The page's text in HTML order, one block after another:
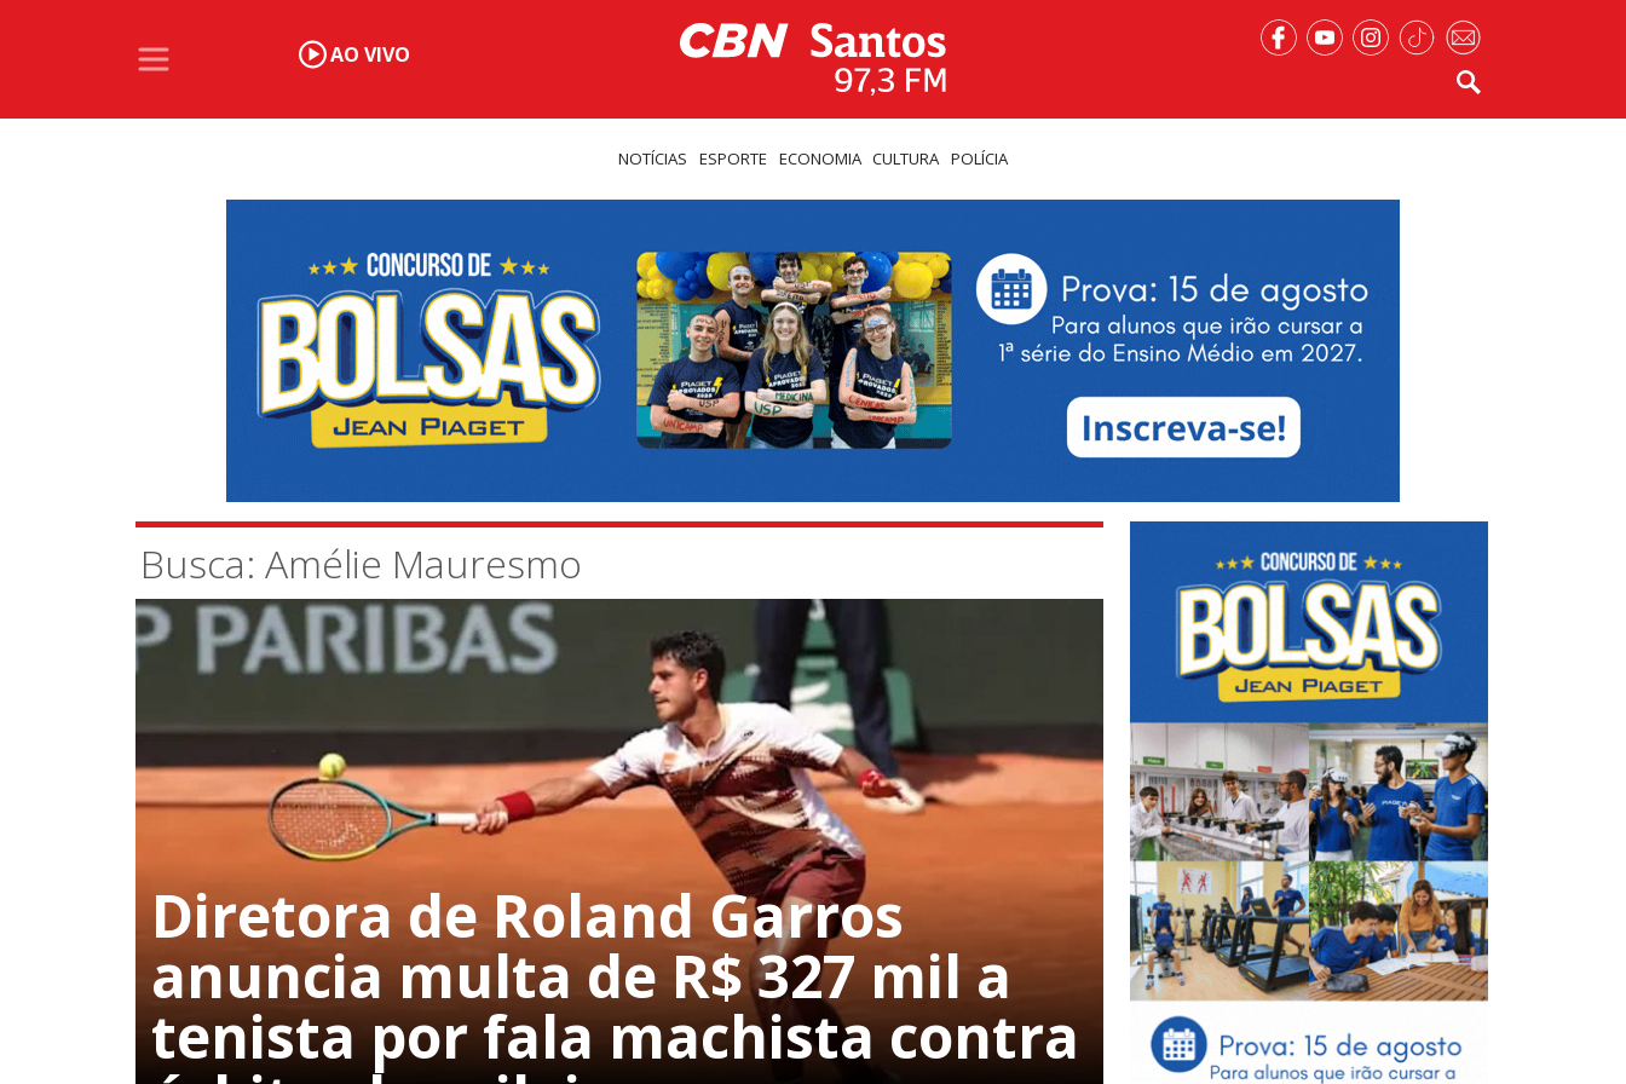
AO VIVO
NOTÍCIAS ESPORTE ECONOMIA CULTURA POLÍCIA
Busca: Amélie Mauresmo
Diretora de Roland Garros
anuncia multa de R$ 327 mil a
tenista por fala machista contra